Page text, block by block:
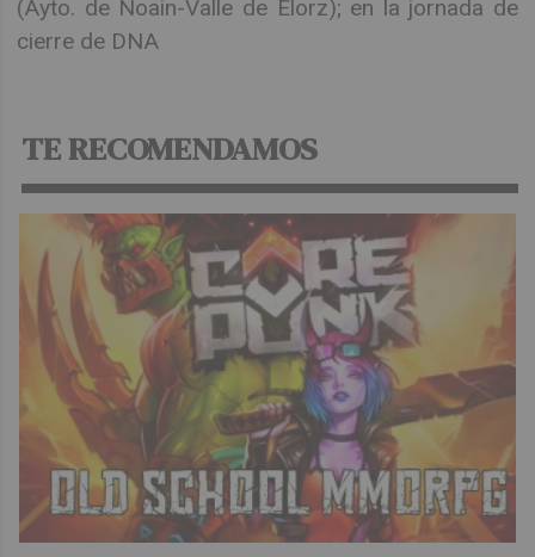
(Ayto. de Noain-Valle de Elorz); en la jornada de
cierre de DNA
TE RECOMENDAMOS